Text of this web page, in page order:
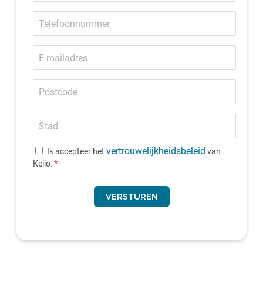
Telefoonnummer
E-
mailadres
Postcode
Stad
Ik accepteer het vertrouwelijkheidsbeleid van
Kelio.